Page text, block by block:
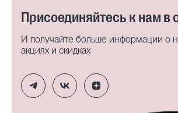
Присоединяйтесь к нам в
И получайте больше информации о
акциях и скидках